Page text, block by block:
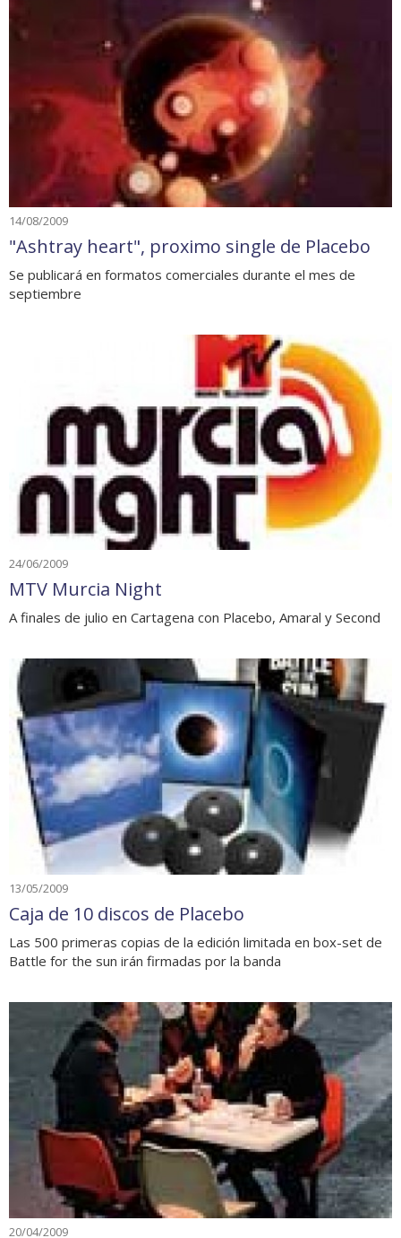
14/08/2009
"Ashtray heart", proximo single de Placebo
Se publicará en formatos comerciales durante el mes de
septiembre
24/06/2009
MTV Murcia Night
A finales de julio en Cartagena con Placebo, Amaral y Second
13/05/2009
Caja de 10 discos de Placebo
Las 500 primeras copias de la edición limitada en box-set de
Battle for the sun irán firmadas por la banda
20/04/2009